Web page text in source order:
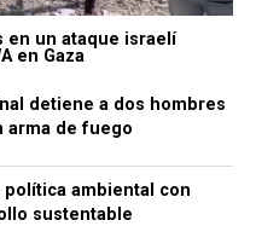
en un ataque israelí
en Gaza
detiene a dos hombres
arma de fuego
ambiental con
sustentable